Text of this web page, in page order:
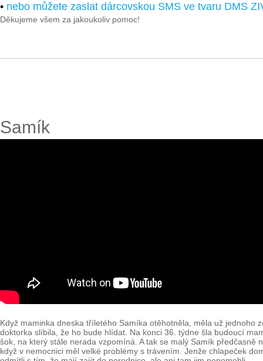
• nebo můžete zaslat dárcovskou SMS ve tvaru DMS
Děkujeme všem za jakoukoliv pomoc!
Samík
Když maminka dneska tříletého Samíka otěhotněla, měla už
doktorka slíbila, že ho bude hlídat. Na konci 36. týdne šla budoucí
šok, na který stále nerada vzpomíná. A tak se malý Samík
když v nemocnici měl velké problémy s trávením. Jenže chlapeček